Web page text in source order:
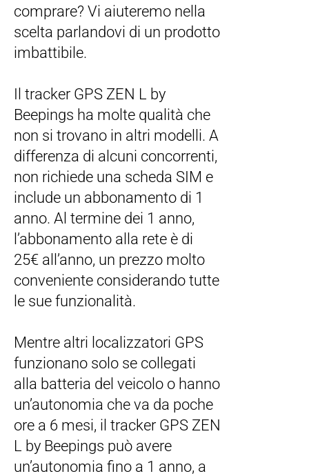
comprare? Vi aiuteremo nella
scelta parlandovi di un prodotto
imbattibile.
Il tracker GPS ZEN L by
Beepings ha molte qualità che
non si trovano in altri modelli. A
differenza di alcuni concorrenti,
non richiede una scheda SIM e
include un abbonamento di 1
anno. Al termine dei 1 anno,
l’abbonamento alla rete è di
25€ all’anno, un prezzo molto
conveniente considerando tutte
le sue funzionalità.
Mentre altri localizzatori GPS
funzionano solo se collegati
alla batteria del veicolo o hanno
un’autonomia che va da poche
ore a 6 mesi, il tracker GPS ZEN
L by Beepings può avere
un’autonomia fino a 1 anno, a